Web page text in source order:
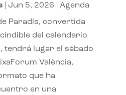
| Jun 5, 2026 Agenda
Paradís, convertida
del calendario
tendrá lugar el sábado
València,
que ha
en una